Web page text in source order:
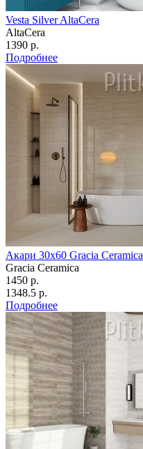
Vesta Silver AltaCera
AltaCera
1390 р.
Подробнее
Акари 30х60 Gracia Ceramica
Gracia Ceramica
1450 р.
1348.5 р.
Подробнее